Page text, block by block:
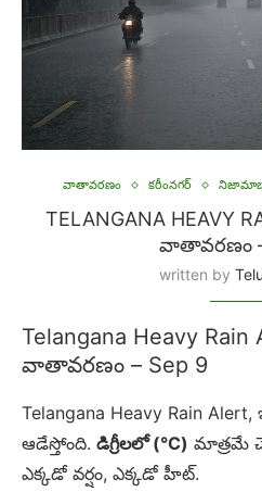
వాతావరణం కరీంనగర్
TELANGANA HEAVY
వాతావరణం –
written by
Telangana Heavy
వాతావరణం – Sep 9
Telangana Heavy Rain
ఆడేస్తోంది. డిగ్రీలలో (°C) మాత్రమే
ఎక్కడో వర్షం, ఎక్కడో హీట్.